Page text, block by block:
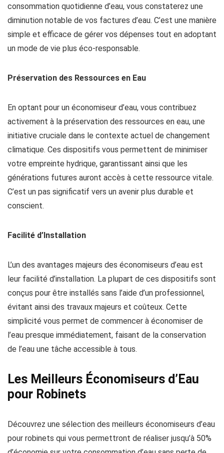
consommation quotidienne d’eau, vous constaterez une
diminution notable de vos factures d’eau. C’est une manière
simple et efficace de gérer vos dépenses tout en adoptant
un mode de vie plus éco-responsable.
Préservation des Ressources en Eau
En optant pour un économiseur d’eau, vous contribuez
activement à la préservation des ressources en eau, une
initiative cruciale dans le contexte actuel de changement
climatique. Ces dispositifs vous permettent de minimiser
votre empreinte hydrique, garantissant ainsi que les
générations futures auront accès à cette ressource vitale.
C’est un pas significatif vers un avenir plus durable et
conscient.
Facilité d’Installation
L’un des avantages majeurs des économiseurs d’eau est
leur facilité d’installation. La plupart de ces dispositifs sont
conçus pour être installés sans l’aide d’un professionnel,
évitant ainsi des travaux majeurs et coûteux. Cette
simplicité vous permet de commencer à économiser de
l’eau presque immédiatement, faisant de la conservation
de l’eau une tâche accessible à tous.
Les Meilleurs Économiseurs d’Eau
pour Robinets
Découvrez une sélection des meilleurs économiseurs d’eau
pour robinets qui vous permettront de réaliser jusqu’à 50%